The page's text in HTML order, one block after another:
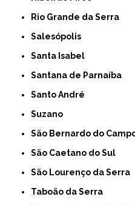
Rio Grande da Serra
Salesópolis
Santa Isabel
Santana de Parnaíba
Santo André
Suzano
São Bernardo do
São Caetano do Sul
São Lourenço da Serra
Taboão da Serra